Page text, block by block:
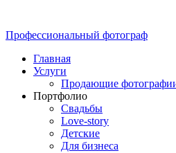
Профессиональный фотограф
Главная
Услуги
Продающие
Портфолио
Свадьбы
Love-story
Детские
Для бизнеса